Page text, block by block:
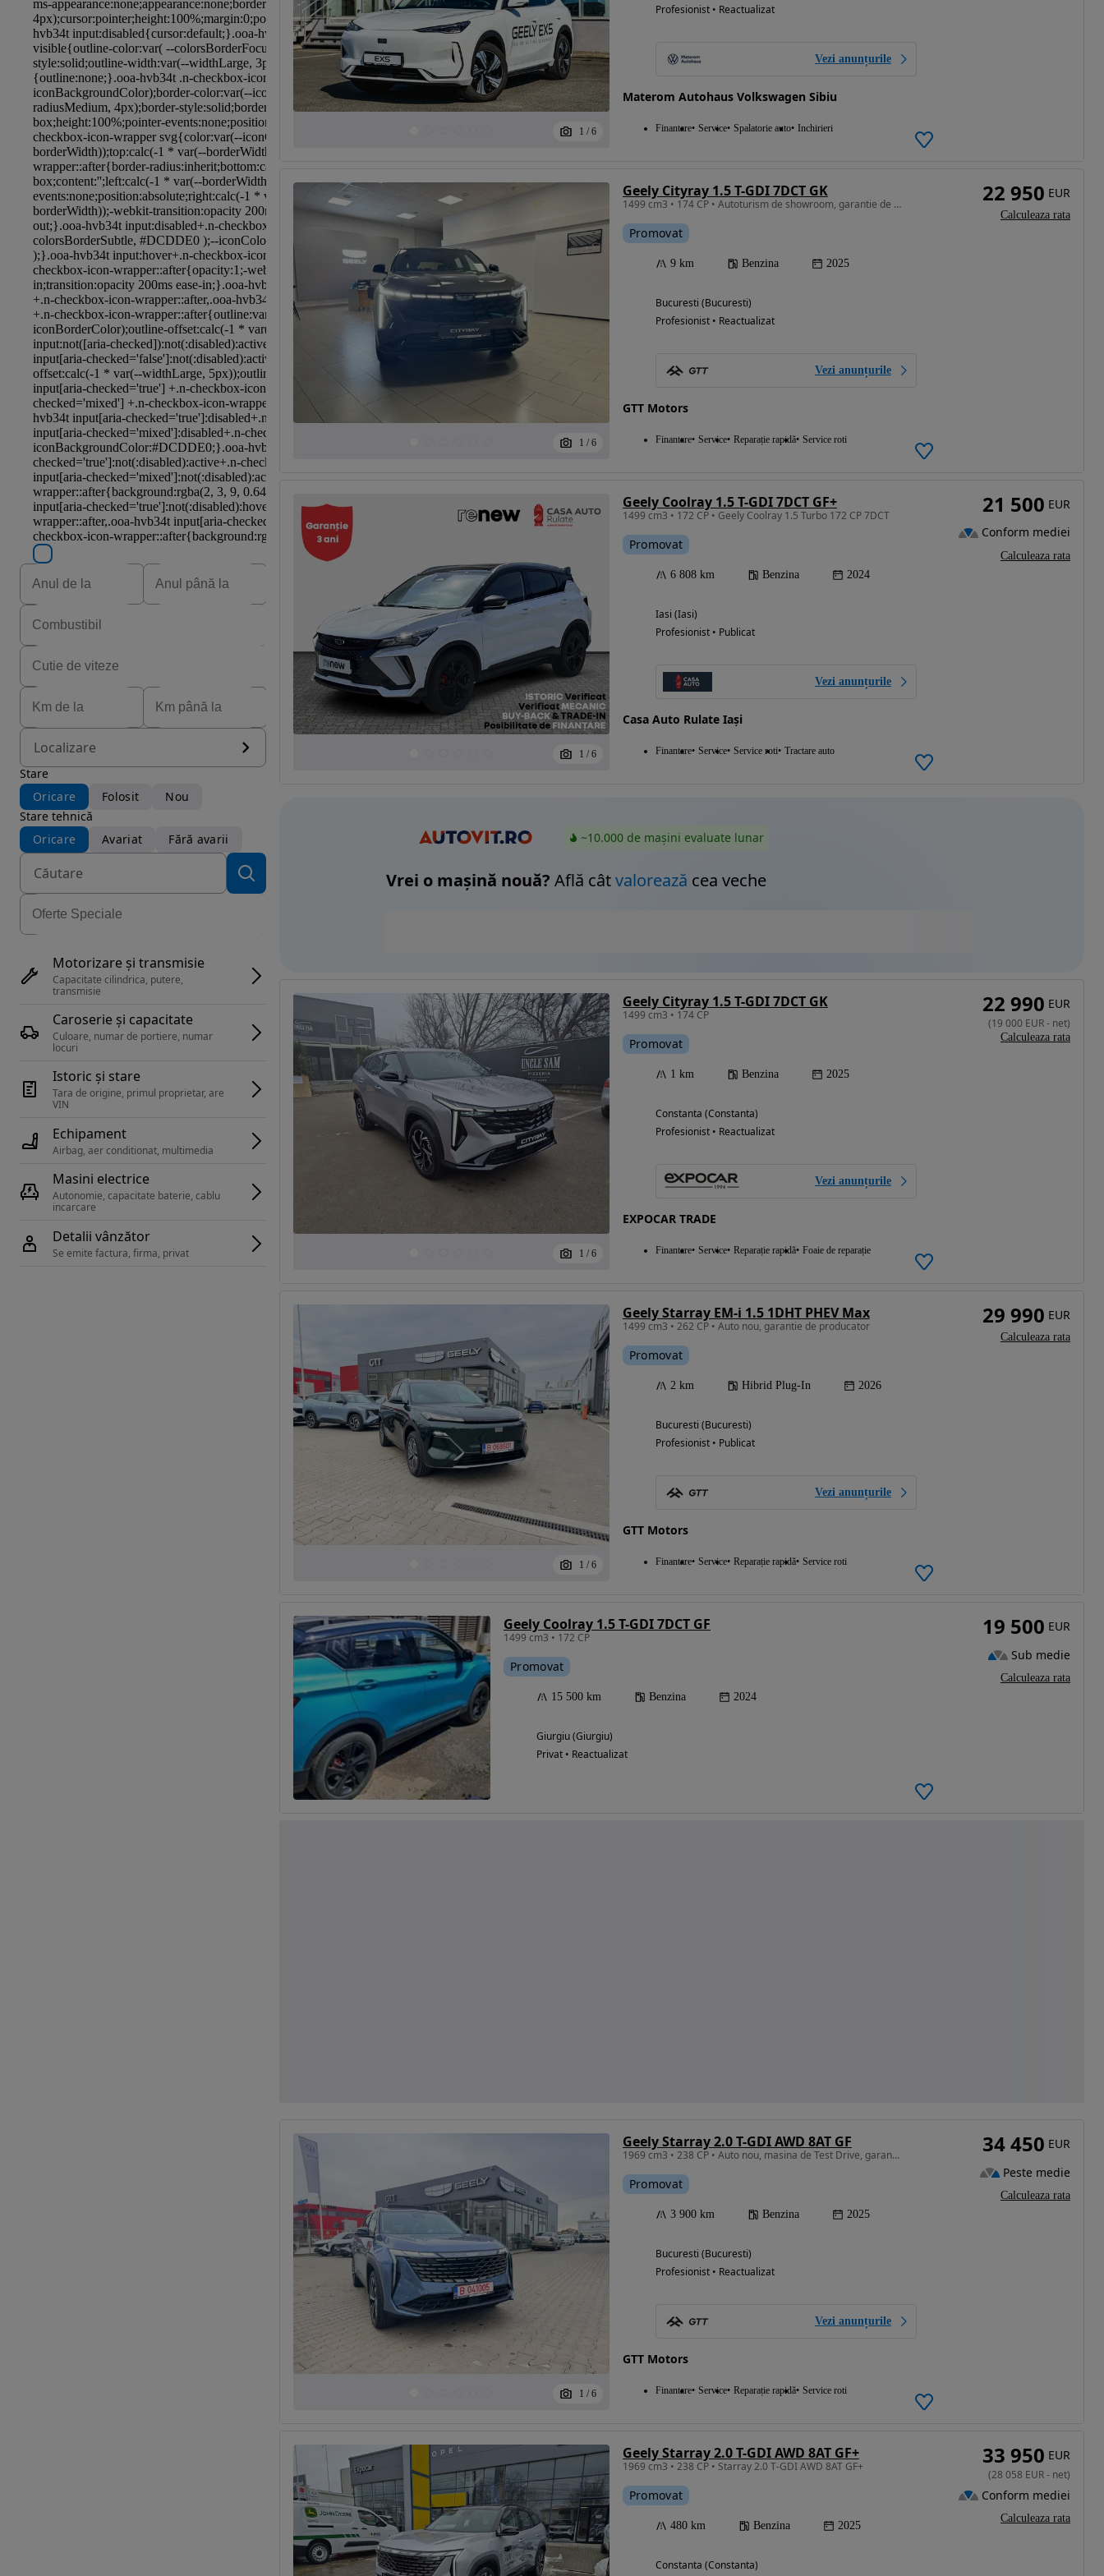
Eligibil pentru
Localizare
Stare
Oricare
Folosit
Nou
Stare tehnică
Oricare
Avariat Fără avarii
Motorizare și transmisie
Capacitate cilindrica, putere,
transmisie
Caroserie și capacitate
Culoare, numar de portiere, numar
locuri
Istoric și stare
Tara de origine, primul proprietar, are
Echipament
Airbag, aer conditionat, multimedia
Masini electrice
Autonomie, capacitate baterie, cablu
Detalii vânzător
Se emite factura, firma, privat
1 / 6
Profesionist • Reactualizat
Vezi anunțurile
Materom Autohaus Volkswagen Sibiu
Finantare Service Spalatorie auto Inchirieri
1 / 6
Geely Cityray 1.5 T-GDI 7DCT GK
1499 cm3 • 174 CP • Autoturism de showroom, garantie de producator, Auto nou
Promovat
9 km Benzina 2025
Bucuresti (Bucuresti)
Profesionist • Reactualizat
Vezi anunțurile
GTT Motors
Finantare Service Reparație rapidă Service roti
22 950 EUR
Calculeaza rata
1 / 6
Geely Coolray 1.5 T-GDI 7DCT GF+
1499 cm3 • 172 CP • Geely Coolray 1.5 Turbo 172 CP 7DCT
Promovat
6 808 km Benzina 2024
Iasi (Iasi)
Profesionist • Publicat
Vezi anunțurile
Casa Auto Rulate Iași
Finantare Service Service roti Tractare auto
21 500 EUR
Conform mediei
Calculeaza rata
~10.000 de mașini evaluate lunar
Vrei o mașină nouă? Află câtvalorează cea veche
1 / 6
Geely Cityray 1.5 T-GDI 7DCT GK
1499 cm3 • 174 CP
Promovat
1 km Benzina 2025
Constanta (Constanta)
Profesionist • Reactualizat
Vezi anunțurile
EXPOCAR TRADE
Finantare Service Reparație rapidă Foaie de reparație
22 990 EUR
(19 000 EUR- net)
Calculeaza rata
1 / 6
Geely Starray EM-i 1.5 1DHT PHEV Max
1499 cm3 • 262 CP • Auto nou, garantie de producator
Promovat
2 km Hibrid Plug-In 2026
Bucuresti (Bucuresti)
Profesionist • Publicat
Vezi anunțurile
GTT Motors
Finantare Service Reparație rapidă Service roti
29 990 EUR
Calculeaza rata
Geely Coolray 1.5 T-GDI 7DCT GF
1499 cm3 • 172 CP
Promovat
15 500 km Benzina 2024
Giurgiu (Giurgiu)
Privat • Reactualizat
19 500 EUR
Sub medie
Calculeaza rata
1 / 6
Geely Starray 2.0 T-GDI AWD 8AT GF
1969 cm3 • 238 CP • Auto nou, masina de Test Drive, garantie de producator
Promovat
3 900 km Benzina 2025
Bucuresti (Bucuresti)
Profesionist • Reactualizat
Vezi anunțurile
GTT Motors
Finantare Service Reparație rapidă Service roti
34 450 EUR
Peste medie
Calculeaza rata
Geely Starray 2.0 T-GDI AWD 8AT GF+
1969 cm3 • 238 CP • Starray 2.0 T-GDI AWD 8AT GF+
Promovat
480 km Benzina 2025
Constanta (Constanta)
33 950 EUR
(28 058 EUR- net)
Conform mediei
Calculeaza rata